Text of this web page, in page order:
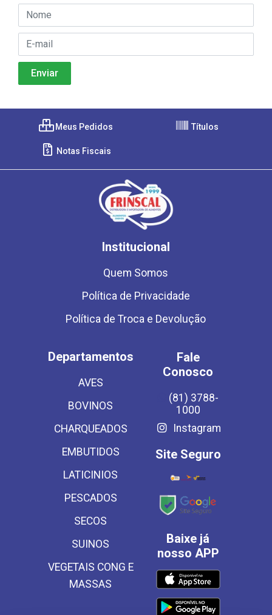
Meus Pedidos Títulos
Notas Fiscais
Institucional
Quem Somos
Política de Privacidade
Política de Troca e Devolução
Departamentos
AVES
BOVINOS
CHARQUEADOS
EMBUTIDOS
LATICINIOS
PESCADOS
SECOS
SUINOS
VEGETAIS CONG E
MASSAS
Fale
Conosco
(81) 3788-
1000
Instagram
Site Seguro
Baixe já
nosso APP